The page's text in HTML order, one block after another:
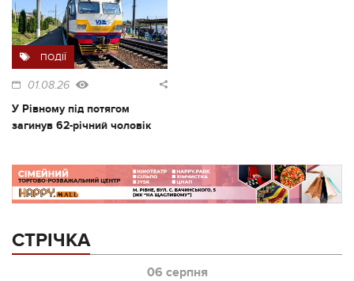
ПОДІЇ
01.08.26
У Рівному під потягом
загинув 62-річний чоловік
СТРІЧКА
06 серпня